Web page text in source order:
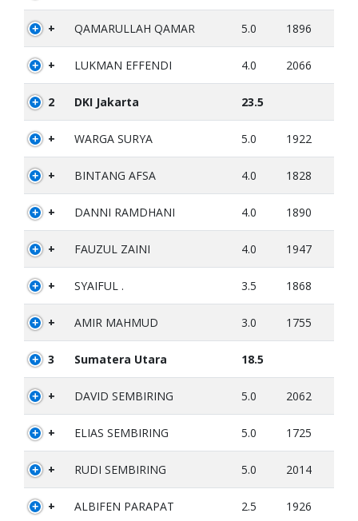
+ QAMARULLAH QAMAR 5.0 1896
+ LUKMAN EFFENDI 4.0 2066
2 DKI Jakarta 23.5
+ WARGA SURYA 5.0 1922
+ BINTANG AFSA 4.0 1828
+ DANNI RAMDHANI 4.0 1890
+ FAUZUL ZAINI 4.0 1947
+ SYAIFUL . 3.5 1868
+ AMIR MAHMUD 3.0 1755
3 Sumatera Utara 18.5
+ DAVID SEMBIRING 5.0 2062
+ ELIAS SEMBIRING 5.0 1725
+ RUDI SEMBIRING 5.0 2014
+ ALBIFEN PARAPAT 2.5 1926